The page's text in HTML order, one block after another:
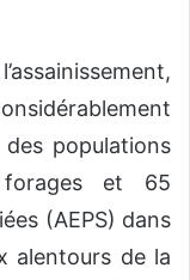
populations
et 65
(AEPS) dans
alentours de la